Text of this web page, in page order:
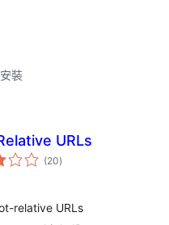
裝
URLs
(20總
評)
relative URLs